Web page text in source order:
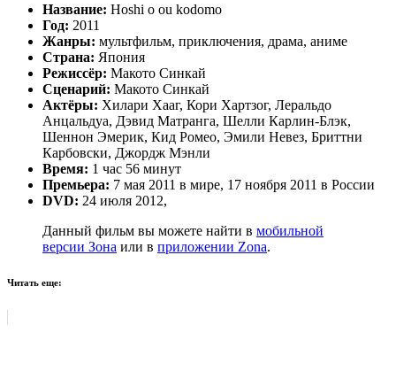
Название: Hoshi o ou kodomo
Год: 2011
Жанры: мультфильм, приключения, драма, аниме
Страна: Япония
Режиссёр: Макото Синкай
Сценарий: Макото Синкай
Актёры: Хилари Хааг, Кори Хартзог, Леральдо
Анцальдуа, Дэвид Матранга, Шелли Карлин-Блэк,
Шеннон Эмерик, Кид Ромео, Эмили Невез, Бриттни
Карбовски, Джордж Мэнли
Время: 1 час 56 минут
Премьера: 7 мая 2011 в мире, 17 ноября 2011 в России
DVD: 24 июля 2012,
Данный фильм вы можете найти в мобильной
версии Зона или в приложении Zona.
Читать еще: